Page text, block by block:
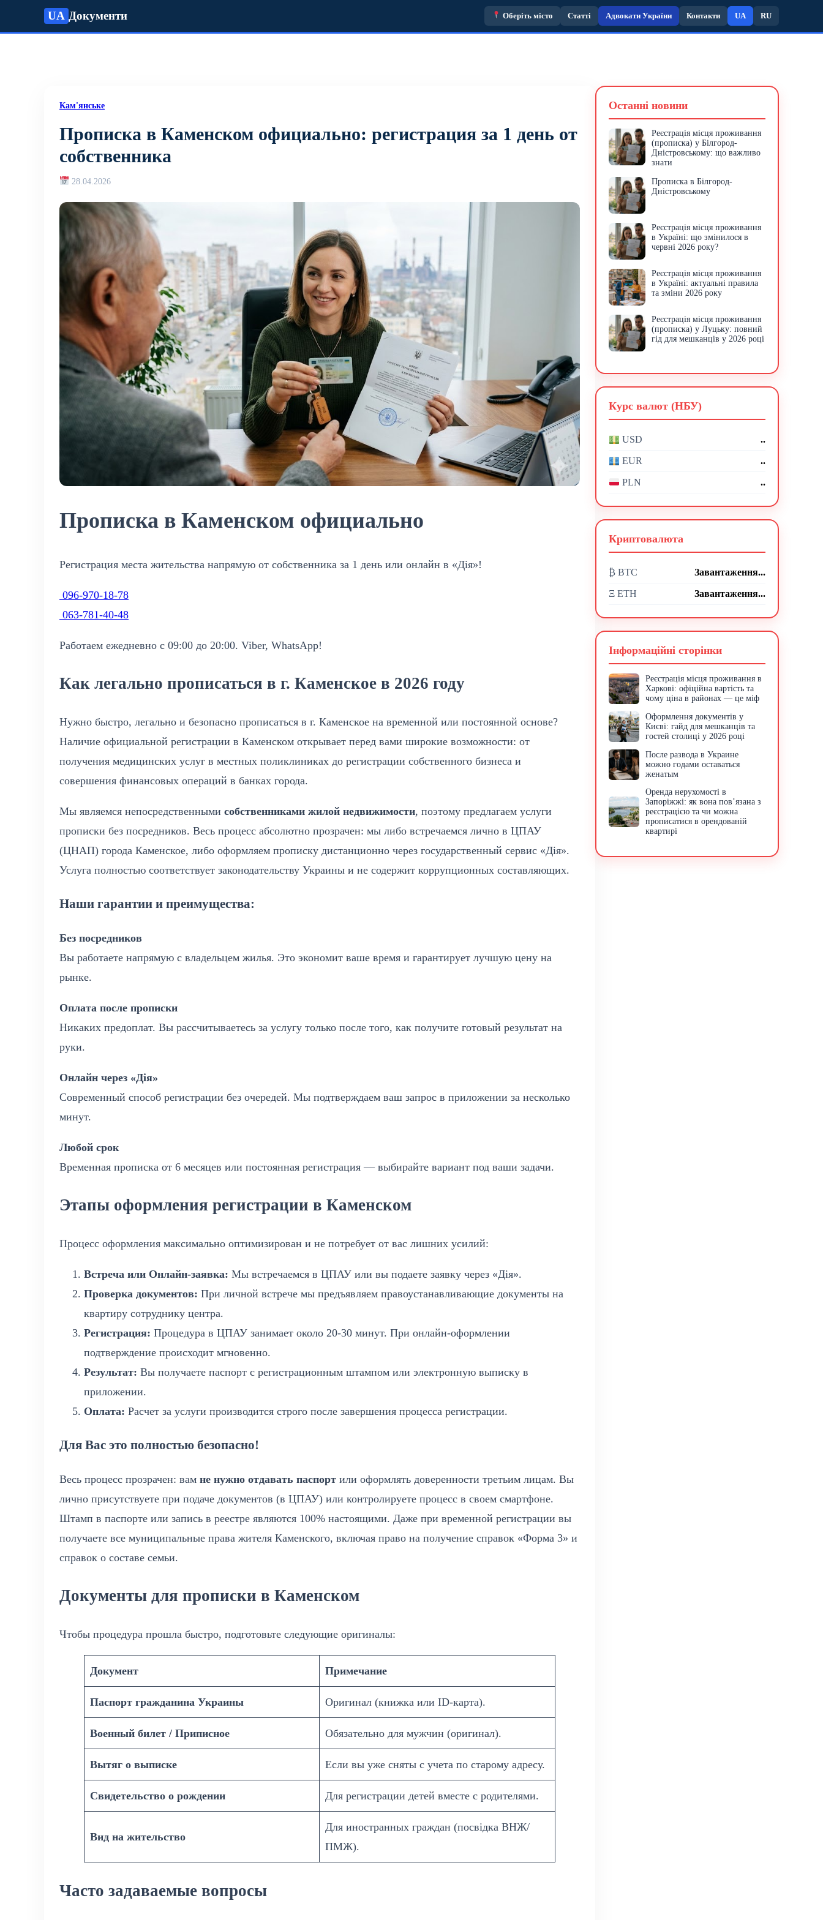
UA Документи Оберіть місто Статті Адвокати України Контакти UA RU
Кам'янське
Прописка в Каменском официально: регистрация за 1 день от
собственника
28.04.2026
Прописка в Каменском официально
Регистрация места жительства напрямую от собственника за 1 день или онлайн в «Дія»!
096-970-18-78
063-781-40-48
Работаем ежедневно с 09:00 до 20:00. Viber, WhatsApp!
Как легально прописаться в г. Каменское в 2026 году
Нужно быстро, легально и безопасно прописаться в г. Каменское на временной или постоянной основе?
Наличие официальной регистрации в Каменском открывает перед вами широкие возможности: от
получения медицинских услуг в местных поликлиниках до регистрации собственного бизнеса и
совершения финансовых операций в банках города.
Мы являемся непосредственными собственниками жилой недвижимости, поэтому предлагаем услуги
прописки без посредников. Весь процесс абсолютно прозрачен: мы либо встречаемся лично в ЦПАУ
(ЦНАП) города Каменское, либо оформляем прописку дистанционно через государственный сервис «Дія».
Услуга полностью соответствует законодательству Украины и не содержит коррупционных составляющих.
Наши гарантии и преимущества:
Без посредников
Вы работаете напрямую с владельцем жилья. Это экономит ваше время и гарантирует лучшую цену на
рынке.
Оплата после прописки
Никаких предоплат. Вы рассчитываетесь за услугу только после того, как получите готовый результат на
руки.
Онлайн через «Дія»
Современный способ регистрации без очередей. Мы подтверждаем ваш запрос в приложении за несколько
минут.
Любой срок
Временная прописка от 6 месяцев или постоянная регистрация — выбирайте вариант под ваши задачи.
Этапы оформления регистрации в Каменском
Процесс оформления максимально оптимизирован и не потребует от вас лишних усилий:
Встреча или Онлайн-заявка: Мы встречаемся в ЦПАУ или вы подаете заявку через «Дія».
Проверка документов: При личной встрече мы предъявляем правоустанавливающие документы на
квартиру сотруднику центра.
Регистрация: Процедура в ЦПАУ занимает около 20-30 минут. При онлайн-оформлении
подтверждение происходит мгновенно.
Результат: Вы получаете паспорт с регистрационным штампом или электронную выписку в
приложении.
Оплата: Расчет за услуги производится строго после завершения процесса регистрации.
Для Вас это полностью безопасно!
Весь процесс прозрачен: вам не нужно отдавать паспорт или оформлять доверенности третьим лицам. Вы
лично присутствуете при подаче документов (в ЦПАУ) или контролируете процесс в своем смартфоне.
Штамп в паспорте или запись в реестре являются 100% настоящими. Даже при временной регистрации вы
получаете все муниципальные права жителя Каменского, включая право на получение справок «Форма 3» и
справок о составе семьи.
Документы для прописки в Каменском
Чтобы процедура прошла быстро, подготовьте следующие оригиналы:
Документ Примечание
Паспорт гражданина Украины Оригинал (книжка или ID-карта).
Военный билет / Приписное Обязательно для мужчин (оригинал).
Вытяг о выписке Если вы уже сняты с учета по старому адресу.
Свидетельство о рождении Для регистрации детей вместе с родителями.
Вид на жительство
Для иностранных граждан (посвідка ВНЖ/
ПМЖ).
Часто задаваемые вопросы
Останні новини
Реєстрація місця проживання
(прописка) у Білгород-
Дністровському: що важливо
знати
Прописка в Білгород-
Дністровському
Реєстрація місця проживання
в Україні: що змінилося в
червні 2026 року?
Реєстрація місця проживання
в Україні: актуальні правила
та зміни 2026 року
Реєстрація місця проживання
(прописка) у Луцьку: повний
гід для мешканців у 2026 році
Курс валют (НБУ)
USD ..
EUR ..
PLN ..
Криптовалюта
₿ BTC Завантаження...
Ξ ETH Завантаження...
Інформаційні сторінки
Реєстрація місця проживання в
Харкові: офіційна вартість та
чому ціна в районах — це міф
Оформлення документів у
Києві: гайд для мешканців та
гостей столиці у 2026 році
После развода в Украине
можно годами оставаться
женатым
Оренда нерухомості в
Запоріжжі: як вона пов’язана з
реєстрацією та чи можна
прописатися в орендованій
квартирі